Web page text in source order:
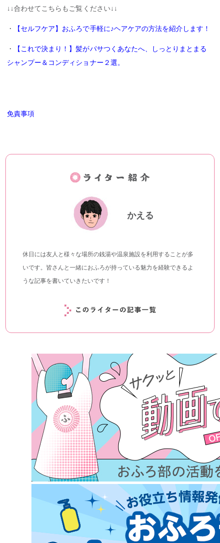
↓↓合わせてこちらもご覧ください↓↓
・ 【セルフケア】おふろで手軽に♪ヘアケアの方法を紹介します！
・
【これで決まり！】髪がパサつくあなたへ、しっとりまとまる
シャンプー＆コンディショナー２選。
免責事項
かえる
休日には友人と様々な場所の銭湯や温泉施設を利用することが多
いです。皆さんと一緒におふろが持っている魅力を経験できるよ
うな記事を書いていきたいです！